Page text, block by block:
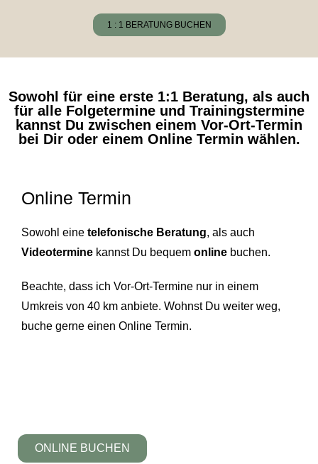
1 : 1 BERATUNG BUCHEN
Sowohl für eine erste 1:1 Beratung, als auch
für alle Folgetermine und Trainingstermine
kannst Du zwischen einem Vor-Ort-Termin
bei Dir oder einem Online Termin wählen.
Online Termin
Sowohl eine telefonische Beratung, als auch
Videotermine kannst Du bequem online buchen.
Beachte, dass ich Vor-Ort-Termine nur in einem
Umkreis von 40 km anbiete. Wohnst Du weiter weg,
buche gerne einen Online Termin.
ONLINE BUCHEN